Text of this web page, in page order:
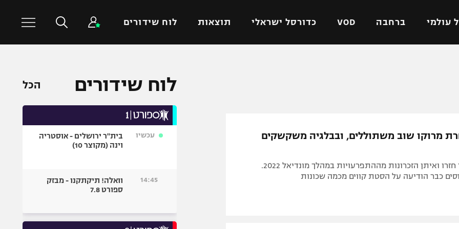
עולמי ברחבה VOD כדורסל ישראלי תוצאות לוח שידורים
ישראל
ליגה איטלקית
מכבי תל אביב
הפועל ירושלים
כדורסל עולמי
כדורעף
שחייה
ספורט אולימפי
היאבקות WWE
מרוקו שוב משתוללים, ובבלגיה משקשקים
הפרות הסדר חזרו ואיתן הזכרונות מההתפרעויות במהלך מונדיאל 2022.
כבר הודיעה על הסטת קווים מכמה שכונות
לוח שידורים הכל
עכשיו
בית"ר ירושלים - אוסטריה
וינה (מקוצר 10)
14:45
וואלה! תיקתקנו - מבזק
ספורט 7.8